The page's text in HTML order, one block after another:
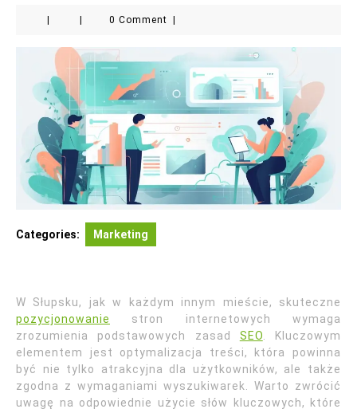
0 Comment
Categories: Marketing
W Słupsku, jak w każdym innym mieście, skuteczne
pozycjonowanie
stron internetowych wymaga
zrozumienia podstawowych zasad SEO . Kluczowym
elementem jest optymalizacja treści, która powinna
być nie tylko atrakcyjna dla użytkowników, ale także
zgodna z wymaganiami wyszukiwarek. Warto zwrócić
uwagę na odpowiednie użycie słów kluczowych, które